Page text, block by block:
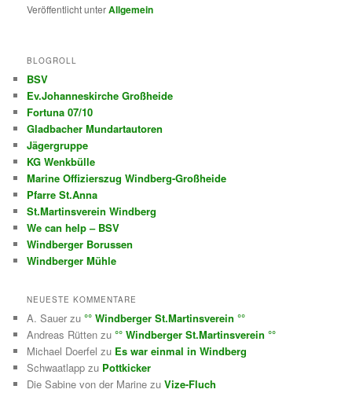
Veröffentlicht unterAllgemein
BLOGROLL
BSV
Ev.Johanneskirche Großheide
Fortuna 07/10
Gladbacher Mundartautoren
Jägergruppe
KG Wenkbülle
Marine Offizierszug Windberg-Großheide
Pfarre St.Anna
St.Martinsverein Windberg
We can help – BSV
Windberger Borussen
Windberger Mühle
NEUESTE KOMMENTARE
A. Sauer zu°° Windberger St.Martinsverein °°
Andreas Rütten zu°° Windberger St.Martinsverein °°
Michael Doerfel zu Es war einmal in Windberg
Schwaatlapp zu Pottkicker
Die Sabine von der Marine zuVize-Fluch